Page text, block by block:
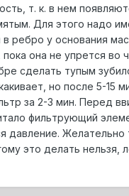
т. к. в нем
Для этого надо
у основания
она не упрется во
сделать тупым
но после 5-15
за 2-3 мин. Перед
фильтрующий
давление.
это делать нельзя,